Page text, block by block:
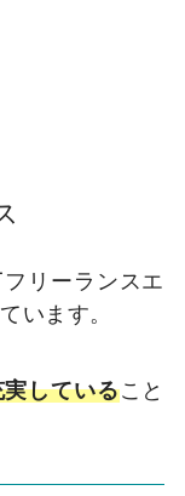
リーランスエ
います。
していること